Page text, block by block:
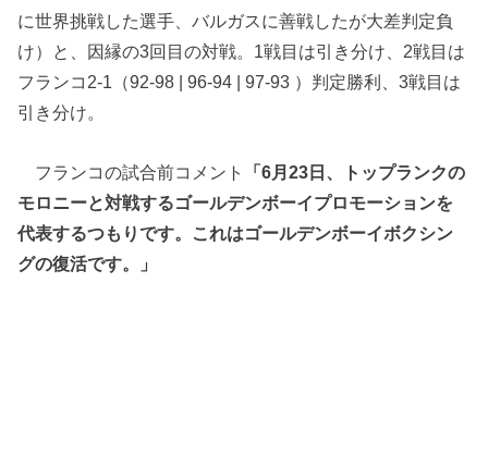
に世界挑戦した選手、バルガスに善戦したが大差判定負
け）と、因縁の3回目の対戦。1戦目は引き分け、2戦目は
フランコ2-1（92-98 | 96-94 | 97-93 ）判定勝利、3戦目は
引き分け。
フランコの試合前コメント
「6月23日、トップランクの
モロニーと対戦するゴールデンボーイプロモーションを
代表するつもりです。これはゴールデンボーイボクシン
グの復活です。」